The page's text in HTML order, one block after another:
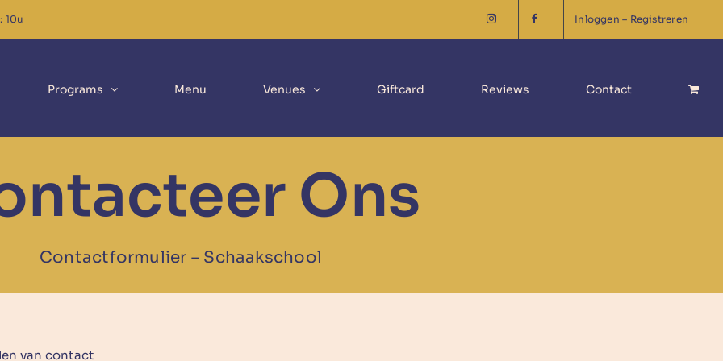
10u Inloggen – Registreren
Programs Menu Venues Giftcard Reviews Contact
Ons
Contactformulier – Schaakschool
van contact